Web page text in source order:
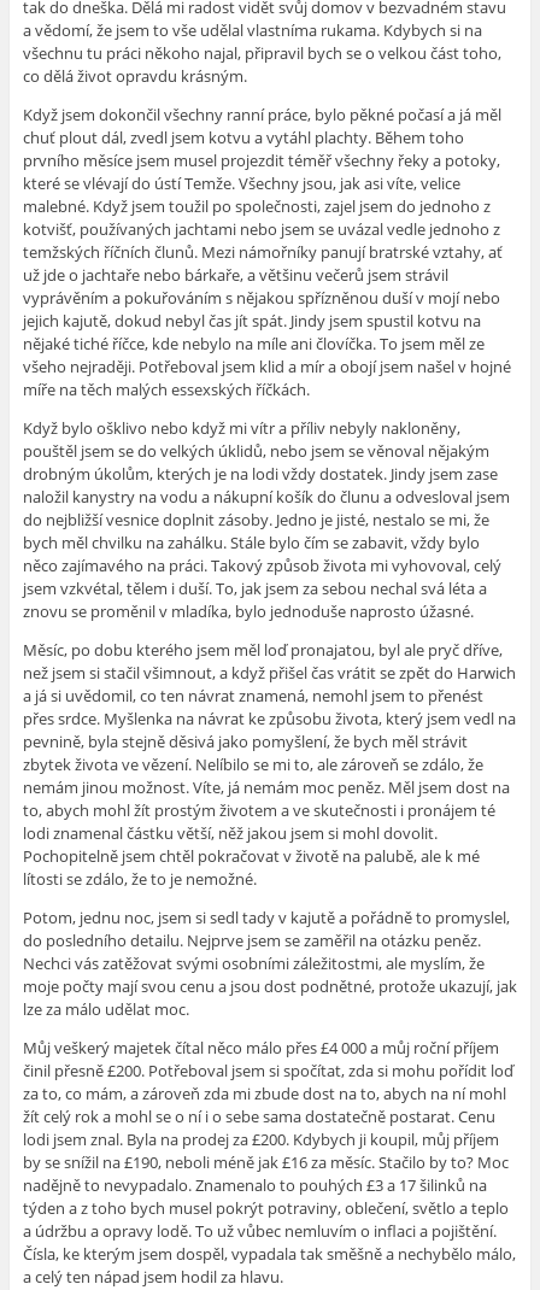
tak do dneška. Dělá mi radost vidět svůj domov v bezvadném stavu
a vědomí, že jsem to vše udělal vlastníma rukama. Kdybych si na
všechnu tu práci někoho najal, připravil bych se o velkou část toho,
co dělá život opravdu krásným.
Když jsem dokončil všechny ranní práce, bylo pěkné počasí a já měl
chuť plout dál, zvedl jsem kotvu a vytáhl plachty. Během toho
prvního měsíce jsem musel projezdit téměř všechny řeky a potoky,
které se vlévají do ústí Temže. Všechny jsou, jak asi víte, velice
malebné. Když jsem toužil po společnosti, zajel jsem do jednoho z
kotvišť, používaných jachtami nebo jsem se uvázal vedle jednoho z
temžských říčních člunů. Mezi námořníky panují bratrské vztahy, ať
už jde o jachtaře nebo bárkaře, a většinu večerů jsem strávil
vyprávěním a pokuřováním s nějakou spřízněnou duší v mojí nebo
jejich kajutě, dokud nebyl čas jít spát. Jindy jsem spustil kotvu na
nějaké tiché říčce, kde nebylo na míle ani človíčka. To jsem měl ze
všeho nejraději. Potřeboval jsem klid a mír a obojí jsem našel v hojné
míře na těch malých essexských říčkách.
Když bylo ošklivo nebo když mi vítr a příliv nebyly nakloněny,
pouštěl jsem se do velkých úklidů, nebo jsem se věnoval nějakým
drobným úkolům, kterých je na lodi vždy dostatek. Jindy jsem zase
naložil kanystry na vodu a nákupní košík do člunu a odvesloval jsem
do nejbližší vesnice doplnit zásoby. Jedno je jisté, nestalo se mi, že
bych měl chvilku na zahálku. Stále bylo čím se zabavit, vždy bylo
něco zajímavého na práci. Takový způsob života mi vyhovoval, celý
jsem vzkvétal, tělem i duší. To, jak jsem za sebou nechal svá léta a
znovu se proměnil v mladíka, bylo jednoduše naprosto úžasné.
Měsíc, po dobu kterého jsem měl loď pronajatou, byl ale pryč dříve,
než jsem si stačil všimnout, a když přišel čas vrátit se zpět do Harwich
a já si uvědomil, co ten návrat znamená, nemohl jsem to přenést
přes srdce. Myšlenka na návrat ke způsobu života, který jsem vedl na
pevnině, byla stejně děsivá jako pomyšlení, že bych měl strávit
zbytek života ve vězení. Nelíbilo se mi to, ale zároveň se zdálo, že
nemám jinou možnost. Víte, já nemám moc peněz. Měl jsem dost na
to, abych mohl žít prostým životem a ve skutečnosti i pronájem té
lodi znamenal částku větší, něž jakou jsem si mohl dovolit.
Pochopitelně jsem chtěl pokračovat v životě na palubě, ale k mé
lítosti se zdálo, že to je nemožné.
Potom, jednu noc, jsem si sedl tady v kajutě a pořádně to promyslel,
do posledního detailu. Nejprve jsem se zaměřil na otázku peněz.
Nechci vás zatěžovat svými osobními záležitostmi, ale myslím, že
moje počty mají svou cenu a jsou dost podnětné, protože ukazují, jak
lze za málo udělat moc.
Můj veškerý majetek čítal něco málo přes £4 000 a můj roční příjem
činil přesně £200. Potřeboval jsem si spočítat, zda si mohu pořídit loď
za to, co mám, a zároveň zda mi zbude dost na to, abych na ní mohl
žít celý rok a mohl se o ní i o sebe sama dostatečně postarat. Cenu
lodi jsem znal. Byla na prodej za £200. Kdybych ji koupil, můj příjem
by se snížil na £190, neboli méně jak £16 za měsíc. Stačilo by to? Moc
nadějně to nevypadalo. Znamenalo to pouhých £3 a 17 šilinků na
týden a z toho bych musel pokrýt potraviny, oblečení, světlo a teplo
a údržbu a opravy lodě. To už vůbec nemluvím o inflaci a pojištění.
Čísla, ke kterým jsem dospěl, vypadala tak směšně a nechybělo málo,
a celý ten nápad jsem hodil za hlavu.